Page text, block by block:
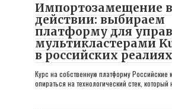
Импортозамещение в
действии: выбираем
платформу для
мультикластерами
в российских реалиях
Курс на собственную платформу Российские
опираться на технологический стек, который